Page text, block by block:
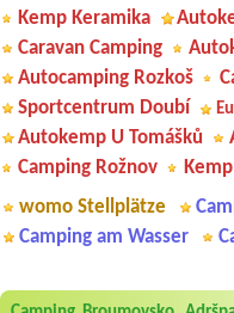
Kemp Keramika
Caravan Camping
Autocamping Rozkoš
Sportcentrum Doubí
Autokemp U Tomášků
Camping Rožnov
womo Stellplätze
Camping am Wasser
Aneta Melicharová***